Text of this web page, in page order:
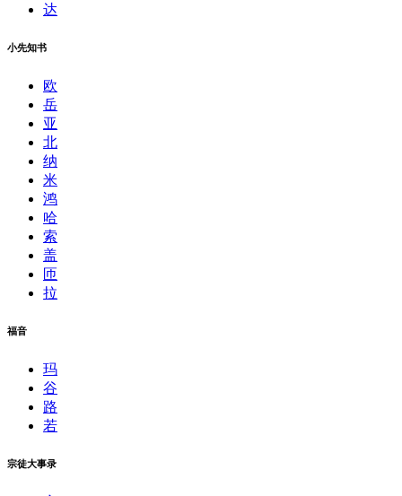
达
小先知书
欧
岳
亚
北
纳
米
鸿
哈
索
盖
匝
拉
福音
玛
谷
路
若
宗徒大事录